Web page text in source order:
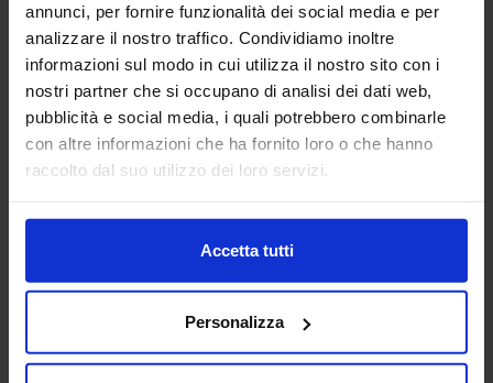
annunci, per fornire funzionalità dei social media e per
analizzare il nostro traffico. Condividiamo inoltre
informazioni sul modo in cui utilizza il nostro sito con i
nostri partner che si occupano di analisi dei dati web,
pubblicità e social media, i quali potrebbero combinarle
con altre informazioni che ha fornito loro o che hanno
raccolto dal suo utilizzo dei loro servizi.
Accetta tutti
Personalizza
Abp Antriebstechnik GmbH
AUTOMAZIONE E ROBOTICA
abp Antriebstechnik GmbH delivers drive solutions that
keep your machines moving—precisely, reliably, and
efficiently. We specialize in shaft couplings, encoders and
Aggiungi ai preferiti
Vai alla scheda